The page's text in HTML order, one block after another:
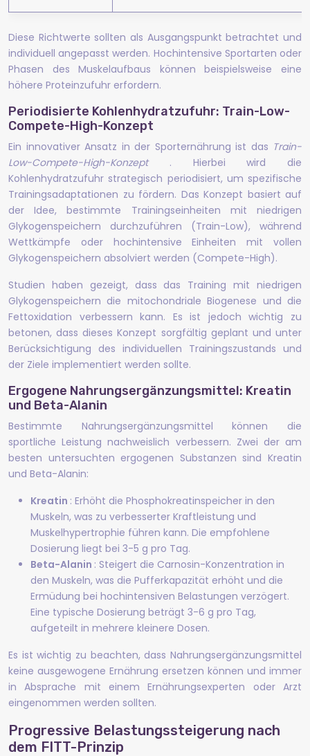
Diese Richtwerte sollten als Ausgangspunkt betrachtet und
individuell angepasst werden. Hochintensive Sportarten oder
Phasen des Muskelaufbaus können beispielsweise eine
höhere Proteinzufuhr erfordern.
Periodisierte Kohlenhydratzufuhr: Train-Low-
Compete-High-Konzept
Ein innovativer Ansatz in der Sporternährung ist das Train-
Low-Compete-High-Konzept . Hierbei wird die
Kohlenhydratzufuhr strategisch periodisiert, um spezifische
Trainingsadaptationen zu fördern. Das Konzept basiert auf
der Idee, bestimmte Trainingseinheiten mit niedrigen
Glykogenspeichern durchzuführen (Train-Low), während
Wettkämpfe oder hochintensive Einheiten mit vollen
Glykogenspeichern absolviert werden (Compete-High).
Studien haben gezeigt, dass das Training mit niedrigen
Glykogenspeichern die mitochondriale Biogenese und die
Fettoxidation verbessern kann. Es ist jedoch wichtig zu
betonen, dass dieses Konzept sorgfältig geplant und unter
Berücksichtigung des individuellen Trainingszustands und
der Ziele implementiert werden sollte.
Ergogene Nahrungsergänzungsmittel: Kreatin
und Beta-Alanin
Bestimmte Nahrungsergänzungsmittel können die
sportliche Leistung nachweislich verbessern. Zwei der am
besten untersuchten ergogenen Substanzen sind Kreatin
und Beta-Alanin:
Kreatin : Erhöht die Phosphokreatinspeicher in den
Muskeln, was zu verbesserter Kraftleistung und
Muskelhypertrophie führen kann. Die empfohlene
Dosierung liegt bei 3-5 g pro Tag.
Beta-Alanin : Steigert die Carnosin-Konzentration in
den Muskeln, was die Pufferkapazität erhöht und die
Ermüdung bei hochintensiven Belastungen verzögert.
Eine typische Dosierung beträgt 3-6 g pro Tag,
aufgeteilt in mehrere kleinere Dosen.
Es ist wichtig zu beachten, dass Nahrungsergänzungsmittel
keine ausgewogene Ernährung ersetzen können und immer
in Absprache mit einem Ernährungsexperten oder Arzt
eingenommen werden sollten.
Progressive Belastungssteigerung nach
dem FITT-Prinzip